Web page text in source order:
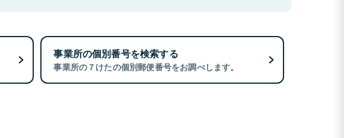
事業所の個別番号を検索する
事業所の７けたの個別郵便番号をお調べします。